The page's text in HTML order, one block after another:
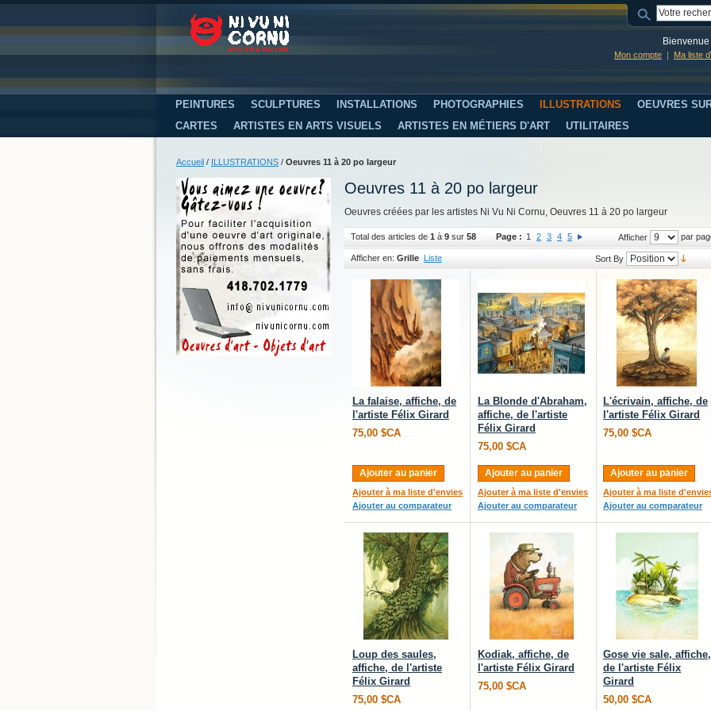
Mon compte Ma liste
PEINTURES SCULPTURES INSTALLATIONS PHOTOGRAPHIES ILLUSTRATIONS
OEUVRES
CARTES
ARTISTES EN ARTS VISUELS ARTISTES EN MÉTIERS D'ART UTILITAIRES
Accueil / ILLUSTRATIONS / Oeuvres 11 à 20 po largeur
Oeuvres 11 à 20 po largeur
Oeuvres créées par les artistes Ni Vu Ni Cornu, Oeuvres 11 à 20 po largeur
Total des articles de 1 à 9 sur 58 Afficher par
Page : 1 2 3 4 5
Afficher en: Grille Liste Sort By
La falaise, affiche, de
l'artiste Félix Girard
75,00 $CA
Ajouter au panier
Ajouter à ma liste d'envies
Ajouter au comparateur
La Blonde d'Abraham,
affiche, de l'artiste
Félix Girard
75,00 $CA
Ajouter au panier
Ajouter à ma liste d'envies
Ajouter au comparateur
L'écrivain, affiche, de
l'artiste Félix Girard
75,00 $CA
Ajouter au panier
Ajouter à ma liste
Ajouter au comparateur
Loup des saules,
affiche, de l'artiste
Félix Girard
75,00 $CA
Kodiak, affiche, de
l'artiste Félix Girard
75,00 $CA
Gose vie sale, affiche,
de l'artiste Félix
Girard
50,00 $CA